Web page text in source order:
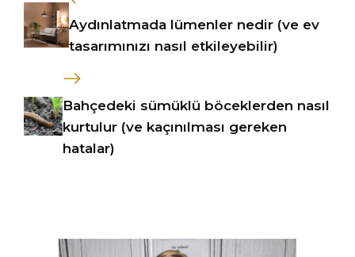
Aydınlatmada lümenler nedir (ve ev
tasarımınızı nasıl etkileyebilir)
Bahçedeki sümüklü böceklerden nasıl
kurtulur (ve kaçınılması gereken
hatalar)